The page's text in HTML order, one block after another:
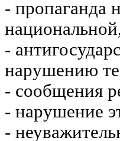
- пропаганда
-
нарушению
- сообщения
- нарушение
-